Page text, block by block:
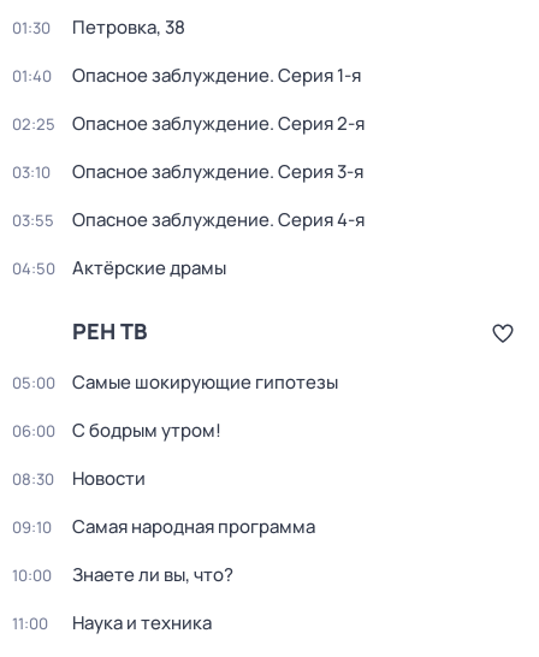
01:30 Петровка, 38
01:40 Опасное заблуждение. Серия 1-я
02:25 Опасное заблуждение. Серия 2-я
03:10 Опасное заблуждение. Серия 3-я
03:55 Опасное заблуждение. Серия 4-я
04:50 Актёрские драмы
РЕН ТВ
05:00 Самые шoкиpующие гипотезы
06:00 С бодрым утром!
08:30 Новости
09:10 Самая народная программа
10:00 Знаете ли вы, что?
11:00 Hаука и теxника